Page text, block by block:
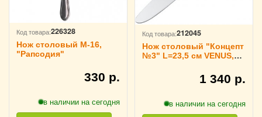
Код товара:226328
Нож столовый М-16,
"Рапсодия"
330 р.
в наличии на сегодня
Код товара:212045
Нож столовый "Концепт
№3" L=23,5 см VENUS,
1 340 р.
в наличии на сегодня